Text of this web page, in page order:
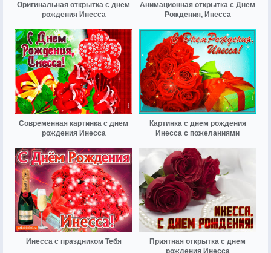
Оригинальная открытка с днем
рождения Инесса
Анимационная открытка с Днем
Рождения, Инесса
Современная картинка с днем
рождения Инесса
Картинка с днем рождения
Инесса с пожеланиями
Инесса с праздником Тебя
Приятная открытка с днем
рождения Инесса